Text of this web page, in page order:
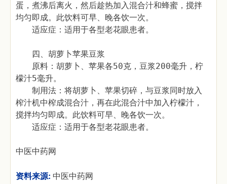
蛋，煮沸后离火，然后趁热加入混合汁和蜂蜜，搅拌
均匀即成。此饮料可早、晚各饮一次。
适应症：适用于各型老花眼患者。
四、胡萝卜苹果豆浆
原料：胡萝卜、苹果各50克，豆浆200毫升，柠
檬汁5毫升。
制用法：将胡萝卜、苹果切碎，与豆浆同时放入
榨汁机中榨成混合汁，再在此混合汁中加入柠檬汁，
搅拌均匀即成。此饮料可早、晚各饮一次。
适应症：适用于各型老花眼患者。
中医中药网
资料来源: 中医中药网